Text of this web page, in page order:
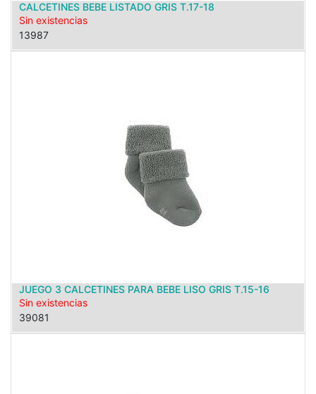
CALCETINES BEBE LISTADO GRIS T.17-18
Sin existencias
13987
JUEGO 3 CALCETINES PARA BEBE LISO GRIS T.15-16
Sin existencias
39081